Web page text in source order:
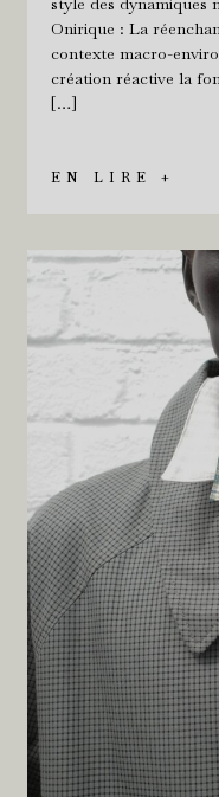
Onirique : La
contexte macro-
création réactive la
[…]
EN LIRE +